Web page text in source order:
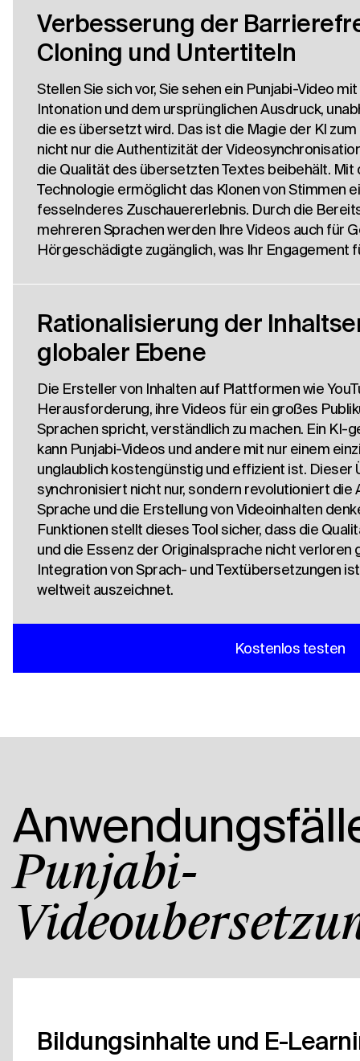
Verbesserung der
Cloning und Untertiteln
Stellen Sie sich vor, Sie sehen ein Punjabi-Video
Intonation und dem ursprünglichen Ausdruck,
die es übersetzt wird. Das ist die Magie der KI
nicht nur die Authentizität der
die Qualität des übersetzten Textes beibehält.
Technologie ermöglicht das Klonen von Stimmen
fesselnderes Zuschauererlebnis. Durch die
mehreren Sprachen werden Ihre Videos auch für
Hörgeschädigte zugänglich, was Ihr Engagement
Rationalisierung der
globaler Ebene
Die Ersteller von Inhalten auf Plattformen wie
Herausforderung, ihre Videos für ein großes
Sprachen spricht, verständlich zu machen. Ein
kann Punjabi-Videos und andere mit nur einem
unglaublich kostengünstig und effizient ist.
synchronisiert nicht nur, sondern revolutioniert die
Sprache und die Erstellung von Videoinhalten
Funktionen stellt dieses Tool sicher, dass die
und die Essenz der Originalsprache nicht verloren
Integration von Sprach- und Textübersetzungen
weltweit auszeichnet.
Kostenlos testen
Punjabi-
Bildungsinhalte und E-